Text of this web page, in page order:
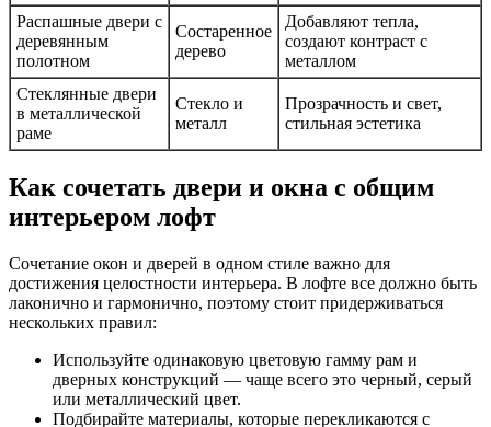
Распашные двери с
деревянным
полотном
Состаренное
дерево
Добавляют тепла,
создают контраст с
металлом
Стеклянные двери
в металлической
раме
Стекло и
металл
Прозрачность и свет,
стильная эстетика
Как сочетать двери и окна с общим
интерьером лофт
Сочетание окон и дверей в одном стиле важно для
достижения целостности интерьера. В лофте все должно быть
лаконично и гармонично, поэтому стоит придерживаться
нескольких правил:
Используйте одинаковую цветовую гамму рам и
дверных конструкций — чаще всего это черный, серый
или металлический цвет.
Подбирайте материалы, которые перекликаются с